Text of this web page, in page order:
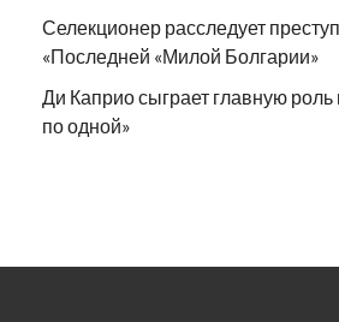
Селекционер расследует
«Последней «Милой Болгарии»
Ди Каприо сыграет главную
по одной»